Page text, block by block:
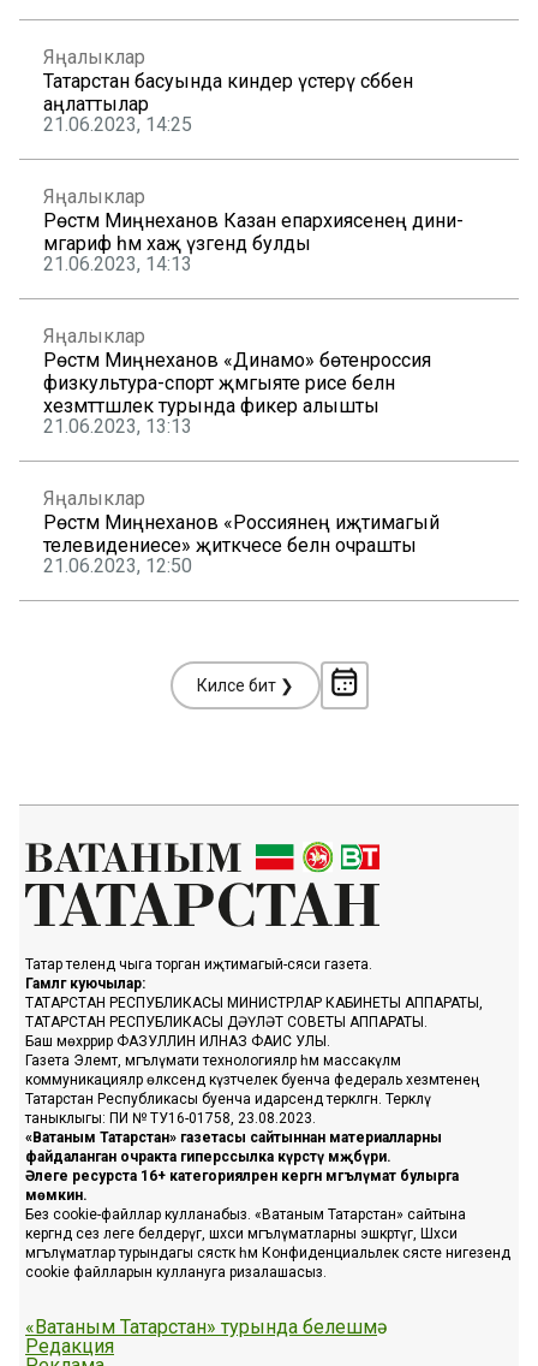
Яңалыклар
Татарстан басуында киндер үстерү сәбәбен
аңлаттылар
21.06.2023, 14:25
Яңалыклар
Рөстәм Миңнеханов Казан епархиясенең дини-
мәгариф һәм хаҗ үзәгендә булды
21.06.2023, 14:13
Яңалыклар
Рөстәм Миңнеханов «Динамо» бөтенроссия
физкультура-спорт җәмгыяте рәисе белән
хезмәттәшлек турында фикер алышты
21.06.2023, 13:13
Яңалыклар
Рөстәм Миңнеханов «Россиянең иҗтимагый
телевидениесе» җитәкчесе белән очрашты
21.06.2023, 12:50
Киләсе бит ❯
Татар телендә чыга торган иҗтимагый-сәяси газета.
Гамәлгә куючылар:
ТАТАРСТАН РЕСПУБЛИКАСЫ МИНИСТРЛАР КАБИНЕТЫ АППАРАТЫ,
ТАТАРСТАН РЕСПУБЛИКАСЫ ДӘҮЛӘТ СОВЕТЫ АППАРАТЫ.
Баш мөхәррир ФАЗУЛЛИН ИЛНАЗ ФАИС УЛЫ.
Газета Элемтә, мәгълүмати технологияләр һәм массакүләм
коммуникацияләр өлкәсендә күзәтчелек буенча федераль хезмәтенең
Татарстан Республикасы буенча идарәсендә теркәлгән. Теркәлү
таныклыгы: ПИ № ТУ16-01758, 23.08.2023.
«Ватаным Татарстан» газетасы сайтыннан материалларны
файдаланган очракта гиперссылка күрсәтү мәҗбүри.
Әлеге ресурста 16+ категорияләренә кергән мәгълүмат булырга
мөмкин.
Без cookie-файллар кулланабыз. «Ватаным Татарстан» сайтына
кергәндә сез әлеге белдерүгә, шәхси мәгълүматларны эшкәртүгә, Шәхси
мәгълүматлар турындагы сәясәткә һәм Конфиденциальлек сәясәте нигезендә
cookie файлларын куллануга ризалашасыз.
«Ватаным Татарстан» турында белешмә
Редакция